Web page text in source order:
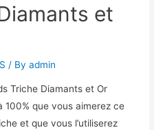
et
/ Byadmin
Triche Diamants et Or
100% que vous aimerez ce
et que vous l’utiliserez